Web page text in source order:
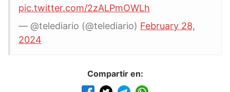
pic.twitter.com/2zALPmOWLh
— @telediario (@telediario) February 28,
2024
Compartir en: